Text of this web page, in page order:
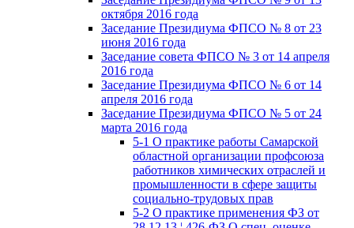
октября 2016 года
Заседание Президиума ФПСО № 8 от 23
июня 2016 года
Заседание совета ФПСО № 3 от 14 апреля
2016 года
Заседание Президиума ФПСО № 6 от 14
апреля 2016 года
Заседание Президиума ФПСО № 5 от 24
марта 2016 года
5-1 О практике работы Самарской
областной организации профсоюза
работников химических отраслей и
промышленности в сфере защиты
социально-трудовых прав
5-2 О практике применения ФЗ от